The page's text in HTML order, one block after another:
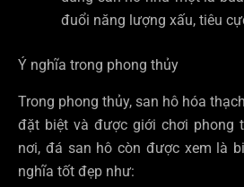
đuổi năng lượng xấu, tiêu
Ý nghĩa trong phong thủy
Trong phong thủy, san hô hóa
đặt biệt và được giới chơi phong
nơi, đá san hô còn được xem là
nghĩa tốt đẹp như: